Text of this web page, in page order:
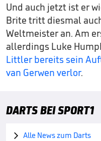
Und auch jetzt ist er
Brite tritt diesmal
Weltmeister an. Am
allerdings Luke
Littler bereits sein
van Gerwen verlor.
DARTS BEI SPORT1
 Alle News zum Darts